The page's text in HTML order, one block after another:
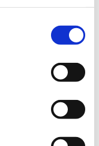
and an
the same
problem in the
of work,
the stories,